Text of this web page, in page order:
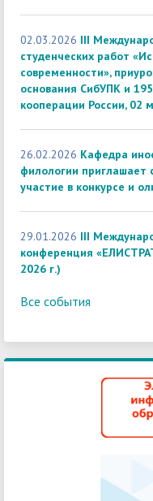
02.03.2026 III
студенческих работ
современности»,
основания СибУПК и
кооперации России, 02
26.02.2026 Кафедра
филологии приглашает
участие в конкурсе и
29.01.2026 III
конференция
2026 г.)
Все события